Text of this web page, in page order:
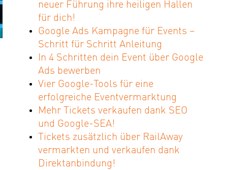
neuer Führung ihre heiligen Hallen
für dich!
Google Ads Kampagne für Events –
Schritt für Schritt Anleitung
In 4 Schritten dein Event über Google
Ads bewerben
Vier Google-Tools für eine
erfolgreiche Eventvermarktung
Mehr Tickets verkaufen dank SEO
und Google-SEA!
Tickets zusätzlich über RailAway
vermarkten und verkaufen dank
Direktanbindung!